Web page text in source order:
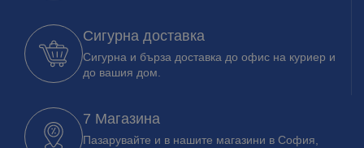
Сигурна доставка
Сигурна и бърза доставка до офис на куриер и
до вашия дом.
7 Магазина
Пазарувайте и в нашите магазини в София,